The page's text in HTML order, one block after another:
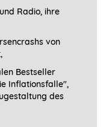
Radio, ihre
von
Bestseller
Inflationsfalle",
des